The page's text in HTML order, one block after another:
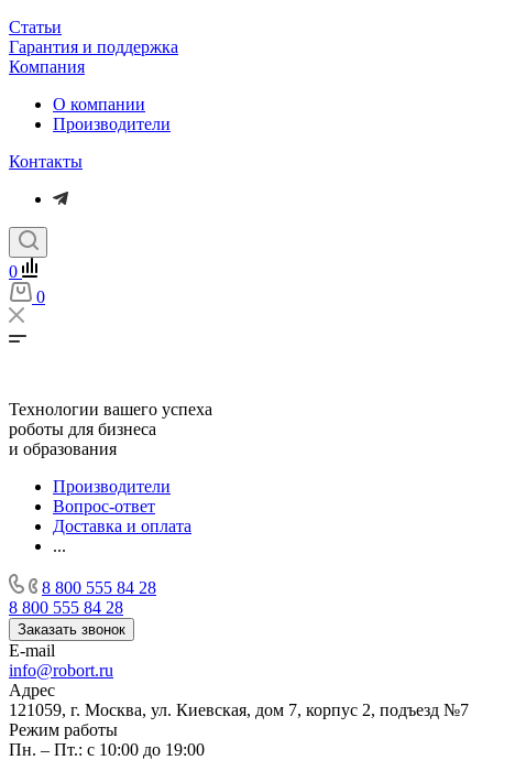
Статьи
Гарантия и поддержка
Компания
О компании
Производители
Контакты
0
0
Технологии вашего успеха
роботы для бизнеса
и образования
Производители
Вопрос-ответ
Доставка и оплата
...
8 800 555 84 28
8 800 555 84 28
Заказать звонок
E-mail
info@robort.ru
Адрес
121059, г. Москва, ул. Киевская, дом 7, корпус 2, подъезд №7
Режим работы
Пн. – Пт.: с 10:00 до 19:00